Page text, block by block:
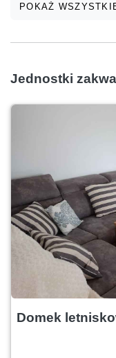
POKAŻ
Jednostki
Domek